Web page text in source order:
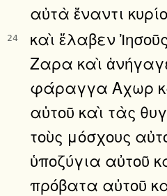
αὐτὰ ἔναντι
24
καὶ ἔλαβεν
Ζαρα καὶ
φάραγγα Αχωρ
αὐτοῦ καὶ τὰς
τοὺς μόσχους
ὑποζύγια αὐτοῦ
πρόβατα αὐτοῦ